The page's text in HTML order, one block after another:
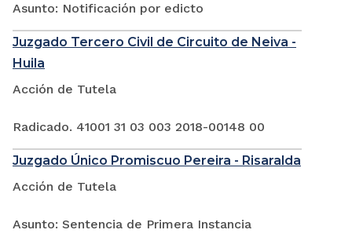
Asunto: Notificación por edicto
Juzgado Tercero Civil de Circuito de Neiva -
Huila
Acción de Tutela
Radicado. 41001 31 03 003 2018-00148 00
Juzgado Único Promiscuo Pereira - Risaralda
Acción de Tutela
Asunto: Sentencia de Primera Instancia